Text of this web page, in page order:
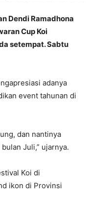
Dendi Ramadhona
Cup Koi
setempat. Sabtu
adanya
event tahunan di
dan nantinya
Juli,” ujarnya.
Koi di
ikon di Provinsi